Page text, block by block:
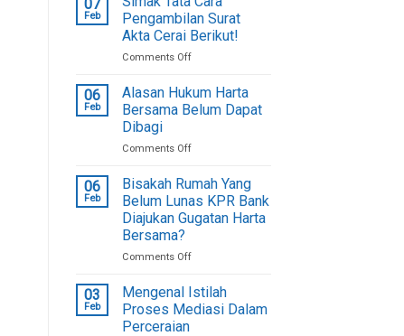
Gono
Gini,
Ternyata
Inilah
Penyebab
07
Feb
Pengambilan Surat
Akta Cerai Berikut!
Comments Offon
Tata
Cara
Pengambilan
Akta
Berikut!
06
Feb
Alasan Hukum Harta
Bersama Belum Dapat
Dibagi
Comments Offon
Hukum
Harta
Bersama
Belum
Dibagi
06
Feb
Bisakah Rumah Yang
Belum Lunas KPR Bank
Diajukan Gugatan Harta
Bersama?
Comments Offon
Rumah
Yang
Belum
03
Feb
Mengenal Istilah
Proses Mediasi Dalam
Perceraian